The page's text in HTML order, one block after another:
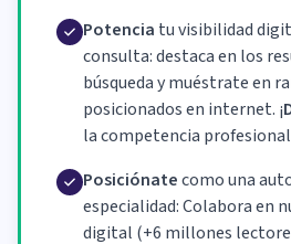
Potencia tu visibilidad
consulta: destaca en los
búsqueda y muéstrate en
posicionados en internet. ¡
la competencia
Posiciónatecomo una
especialidad: Colabora en
digital (+6 millones